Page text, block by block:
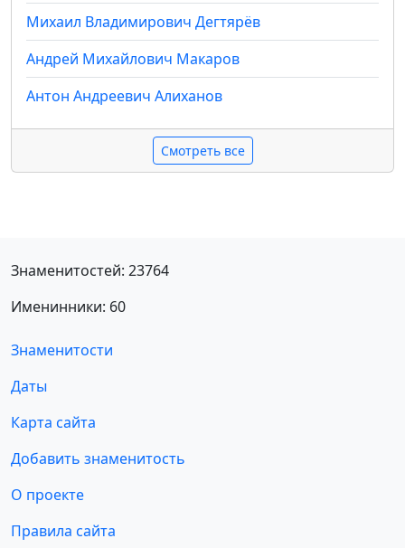
Михаил Владимирович Дегтярёв
Андрей Михайлович Макаров
Антон Андреевич Алиханов
Смотреть все
Знаменитостей: 23764
Именинники: 60
Знаменитости
Даты
Карта сайта
Добавить знаменитость
О проекте
Правила сайта